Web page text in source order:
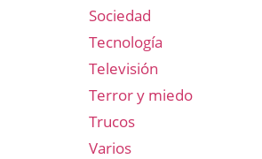
Sociedad
Tecnología
Televisión
Terror y miedo
Trucos
Varios